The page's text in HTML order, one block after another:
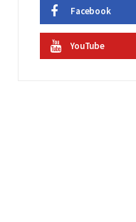
Facebook
YouTube